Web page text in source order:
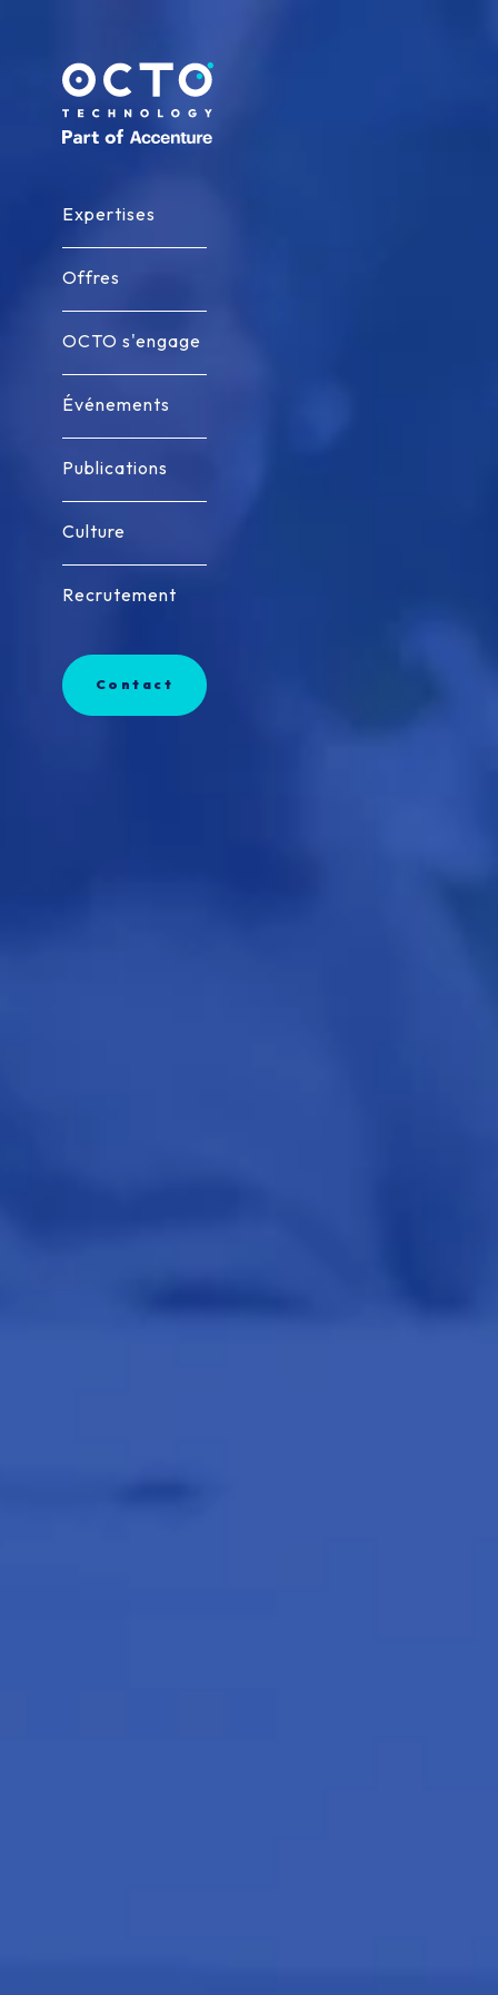
Expertises
Expertises
Offres
Offres
OCTO s'engage
OCTO s'engage
Événements
Événements
Publications
Publications
Culture
Culture
Recrutement
Recrutement
Contact